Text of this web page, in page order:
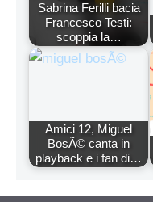
Sabrina Ferilli bacia
Francesco Testi:
scoppia la…
Amici 12, Miguel
BosÃ© canta in
playback e i fan di…